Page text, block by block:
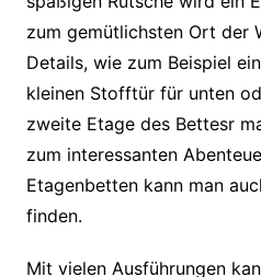
zum gemütlichsten Ort der
Details, wie zum Beispiel ein
kleinen Stofftür für unten
zweite Etage des Bettesr
zum interessanten
Etagenbetten kann man
finden.
Mit vielen Ausführungen